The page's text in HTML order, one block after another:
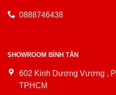
0888746438
SHOWROOM BÌNH TÂN
602 Kinh Dương Vương ,
TPHCM